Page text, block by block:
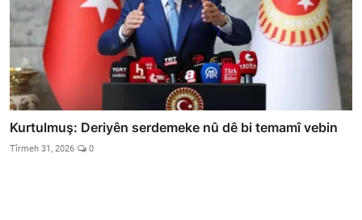
Kurtulmuş: Deriyên serdemeke nû dê bi temamî vebin
Tîrmeh 31, 2026 0